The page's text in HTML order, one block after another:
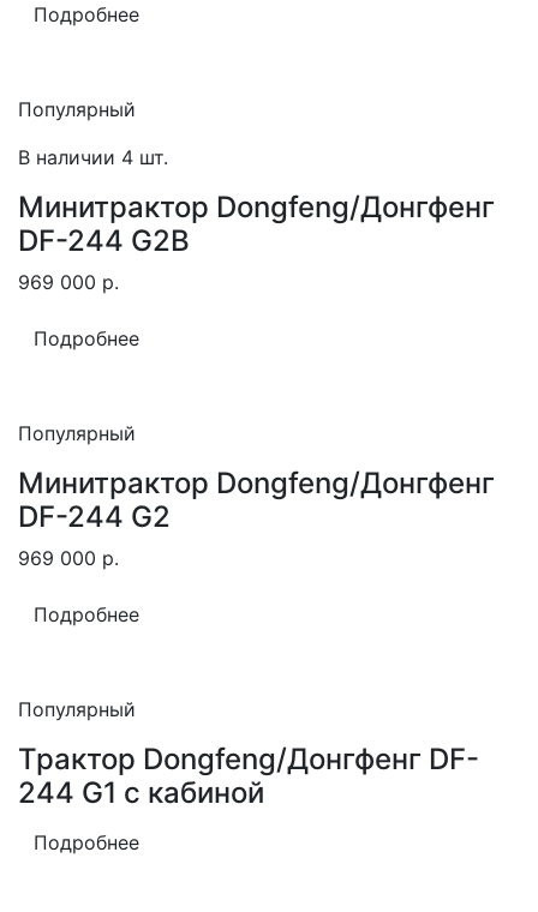
Подробнее
Популярный
В наличии 4 шт.
Минитрактор Dongfeng/Донгфенг
DF-244 G2B
969 000 р.
Подробнее
Популярный
Минитрактор Dongfeng/Донгфенг
DF-244 G2
969 000 р.
Подробнее
Популярный
Трактор Dongfeng/Донгфенг DF-
244 G1 с кабиной
Подробнее